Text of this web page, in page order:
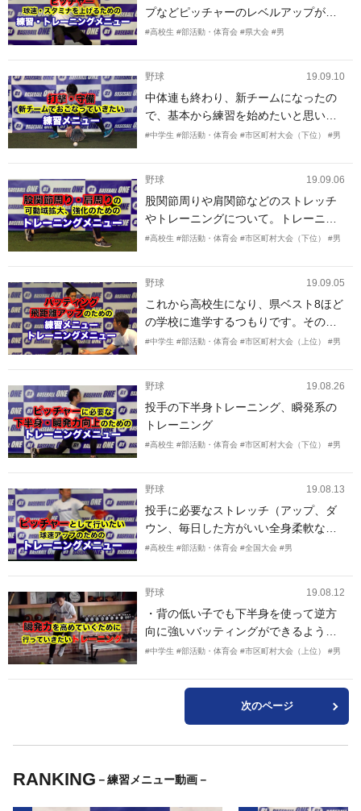
よろしくお願いします。
プなどピッチャーのレベルアップがで
きるような練習をしたいです。
#高校生 #部活動・体育会 #県大会 #男
野球 19.09.10
中体連も終わり、新チームになったの
で、基本から練習を始めたいと思いま
す。
#中学生 #部活動・体育会 #市区町村大会（下位） #男
野球 19.09.06
股関節周りや肩関節などのストレッチ
やトレーニングについて。トレーニン
グを野球の動作に取り入れたいと考え
#高校生 #部活動・体育会 #市区町村大会（下位） #男
野球 19.09.05
これから高校生になり、県ベスト8ほど
の学校に進学するつもりです。そのチ
ームは打撃中心のチームで自分はあま
るよう練習しています！身長160体重5
2キロの人が長打を量産できるメニュー
ありますか？
#中学生 #部活動・体育会 #市区町村大会（上位） #男
野球 19.08.26
投手の下半身トレーニング、瞬発系の
トレーニング
#高校生 #部活動・体育会 #市区町村大会（下位） #男
野球 19.08.13
投手に必要なストレッチ（アップ、ダ
ウン、毎日した方がいい全身柔軟な
ど）とストレートのスピードと特にキ
教えて欲しいです。
#高校生 #部活動・体育会 #全国大会 #男
野球 19.08.12
・背の低い子でも下半身を使って逆方
向に強いバッティングができるような
メニュー ・柔軟性（股関節・肩関節・
間としては30分～1時間程度 延長は可
能。 ・できれば練習前のメニューと練
8：00～15：00の２パターンを検討
#中学生 #部活動・体育会 #市区町村大会（上位） #男
次のページ
RANKING －練習メニュー動画－